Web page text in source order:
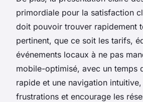
primordiale pour la satisfaction
doit pouvoir trouver rapidement
pertinent, que ce soit les tarifs,
événements locaux à ne pas
mobile-optimisé, avec un temps
rapide et une navigation
frustrations et encourage les